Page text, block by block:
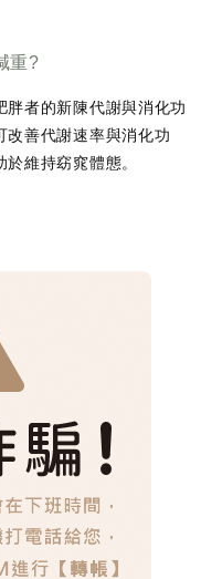
重?
胖者的新陳代謝與消化功
改善代謝速率與消化功
維持窈窕體態。